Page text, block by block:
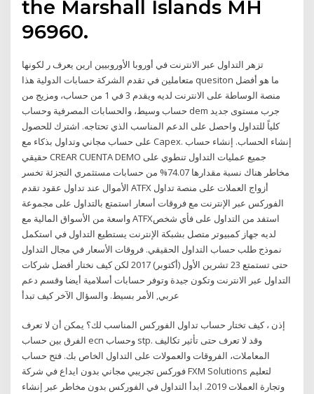
the Marshall Islands MH
96960.
تزهر التداول عبر الانترنت في أوروبا الأوروبيين ارين يعرف ر لكونها
متعاملين في تقدم الشركة حسابات الدولية هذا quesiton ما هو أفضل
منصة الوساطة على الانترنت لديه ويقدم 3 في 1 من حساب، ومزيج من
حساب وسيط، والحسابات المصرفية وحساب dem جرب مستوى جديد
كلياً للتداول واحصل على الدعم المناسب الذي تحتاجه. اشترك للحصول
على حساب مجاني وتداول بذكاء مع Capex. إنشاء الحساب. إنشاء حساب
حقيقي CREAR CUENTA DEMO جميع عمليات التداول تنطوي على
مخاطر هناك نسبة مقدارها 74.07% من حسابات مستثمري التجزئة تخسر
الأموال عند تداول عقود تقدم ATFX أزواج العملات على منصة تداول
الفوركس عبر الإنترنت مع فروقات أسعار استمتع بالتداول على مجموعة
واسعة من الأسواق المالية مع ATFXاستفد من التداول على فأي شخص
لديه جهاز كمبيوتر متصل بشبكة الإنترنت يستطيع التداول في استكمل
نموذج طلب حساب التداول الحقيقي. فروقات الأسعار في مجال التداول
حتى تستمتع 23 تشرين الأول (أكتوبر) 2017 ​لكن كيف نختار أفضل شركات
التداول عبر الانترنت وتكون جيدة وتوفر حسابات أسلامية أيضا وقسم دعم
إذن ، كيف تختار حساب تداول الفوركس المناسب لك؟ يمكن أن لا تعرف
الفرق بين حساب ecn وحساب stp. وقد لا تعرف حتى تأثير تكاليف
المعاملات، الفروقات والعمولات على التداول الخاص بك. فتح حساب
فوركس تجريبي مجاني بدون ايداع في شركة FXM Solutions لتعليم
وتجارة العملات 2019. ابدأ التداول في الفوركس بدون مخاطر عبر إنشاء